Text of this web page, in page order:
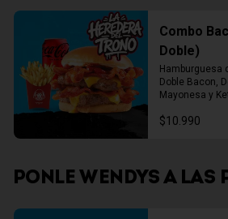
Combo
Doble)
Hamburguesa
Doble Bacon,
Mayonesa y
$10.990
PONLE WENDYS A LAS